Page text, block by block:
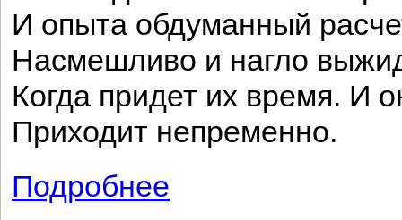
И опыта обдуманный
Насмешливо и нагло
Когда придет их время. И
Приходит непременно.
Подробнее